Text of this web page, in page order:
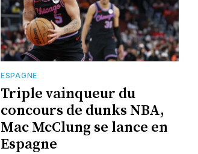
ESPAGNE
Triple vainqueur du
concours de dunks NBA,
Mac McClung se lance en
Espagne